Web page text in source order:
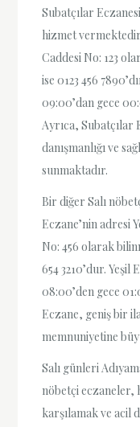
Subatçılar
hizmet
Caddesi No: 123
ise 0123 456
09:00’dan gece
Ayrıca,
danışmanlığı ve
sunmaktadır.
Bir diğer Salı
Eczane’nin adresi
No: 456 olarak
654 3210’dur. Yeşil
08:00’den gece
Eczane, geniş bir
memnuniyetine
Salı günleri
nöbetçi eczaneler,
karşılamak ve acil